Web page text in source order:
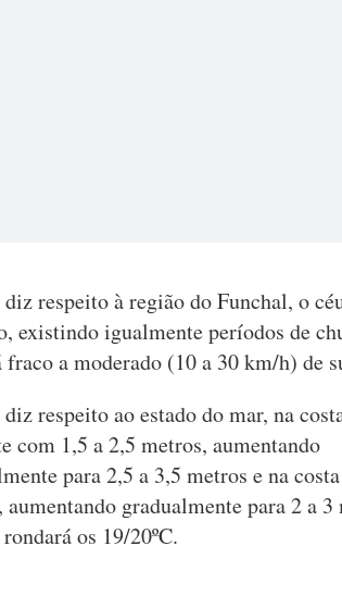
respeito à região do Funchal, o
existindo igualmente períodos de
fraco a moderado (10 a 30 km/h) de
respeito ao estado do mar, na
com 1,5 a 2,5 metros, aumentando
para 2,5 a 3,5 metros e na
aumentando gradualmente para 2 a
os 19/20ºC.